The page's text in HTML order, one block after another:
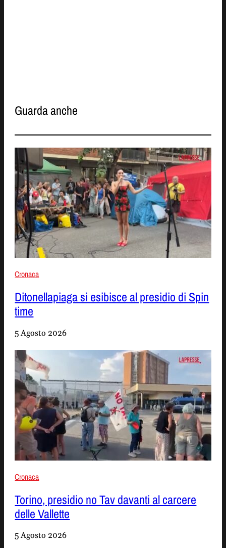
Guarda anche
Cronaca
Ditonellapiaga si esibisce al presidio di Spin
time
5 Agosto 2026
Cronaca
Torino, presidio no Tav davanti al carcere
delle Vallette
5 Agosto 2026